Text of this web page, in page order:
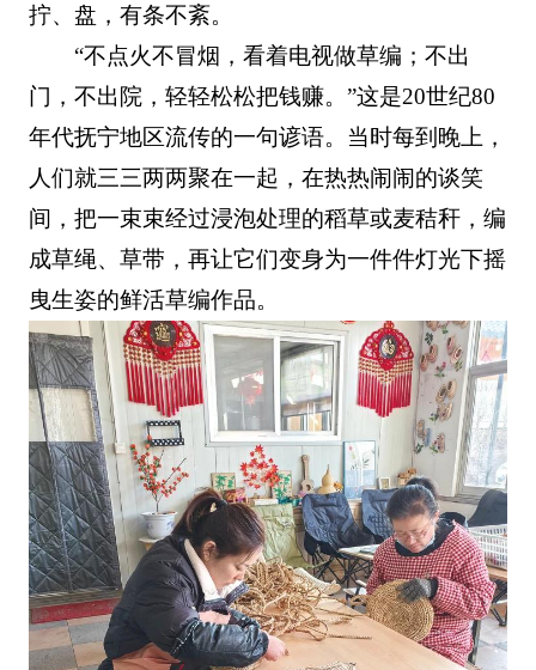
拧、盘，有条不紊。
“不点火不冒烟，看着电视做草编；不出
门，不出院，轻轻松松把钱赚。”这是20世纪80
年代抚宁地区流传的一句谚语。当时每到晚上，
人们就三三两两聚在一起，在热热闹闹的谈笑
间，把一束束经过浸泡处理的稻草或麦秸秆，编
成草绳、草带，再让它们变身为一件件灯光下摇
曳生姿的鲜活草编作品。